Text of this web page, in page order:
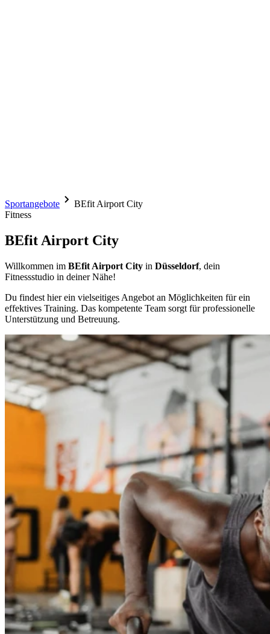
Sportangebote
BEfit Airport City
Fitness
BEfit Airport City
Willkommen im BEfit Airport City in Düsseldorf, dein
Fitnessstudio in deiner Nähe!
Du findest hier ein vielseitiges Angebot an Möglichkeiten für ein
effektives Training. Das kompetente Team sorgt für professionelle
Unterstützung und Betreuung.